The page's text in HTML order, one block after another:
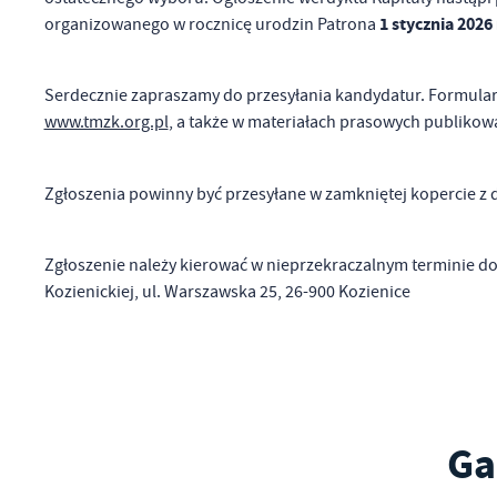
organizowanego w rocznicę urodzin Patrona 1 stycznia
Serdecznie zapraszamy do przesyłania kandydatur.
www.tmzk.org.pl, a także w materiałach prasowych
Zgłoszenia powinny być przesyłane w zamkniętej kopercie z
Zgłoszenie należy kierować w nieprzekraczalnym terminie
Kozienickiej, ul. Warszawska 25, 26-900 Kozienice